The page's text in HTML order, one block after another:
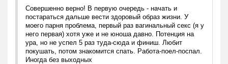
Совершенно верно! В первую очередь - начать и
постараться дальше вести здоровый образ жизни. У
моего парня проблема, первый раз вагинальный секс (я у
него первая) хотя уже и не юноша давно. Потенция на
ура, но не успел 5 раз туда-сюда и финиш. Любит
покушать, потом знакомится спать. Работа-поел-поспал.
Иногда без выходных